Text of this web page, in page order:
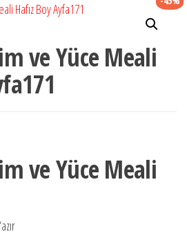
ve Yüce Meali
ve Yüce Meali